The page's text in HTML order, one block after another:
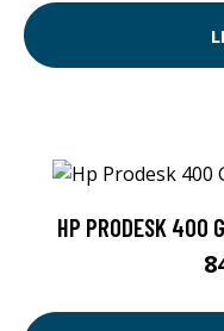
HP PRODESK 400